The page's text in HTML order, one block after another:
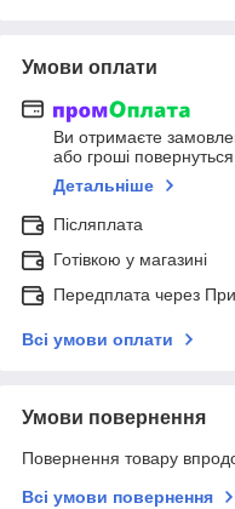
Умови оплати
Ви отримаєте
або гроші
Детальніше
Післяплата
Готівкою у магазині
Передплата через
Всі умови оплати
Умови повернення
Повернення товару
Всі умови повернення